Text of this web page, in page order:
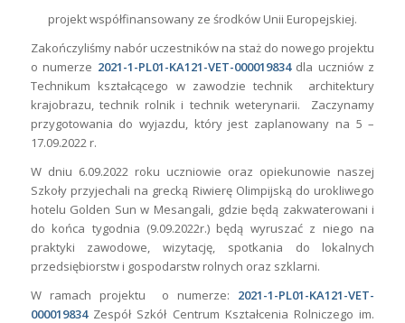
projekt współfinansowany ze środków Unii Europejskiej.
Zakończyliśmy nabór uczestników na staż do nowego projektu
o numerze 2021-1-PL01-KA121-VET-000019834 dla uczniów z
Technikum kształcącego w zawodzie technik architektury
krajobrazu, technik rolnik i technik weterynarii. Zaczynamy
przygotowania do wyjazdu, który jest zaplanowany na 5 –
17.09.2022 r.
W dniu 6.09.2022 roku uczniowie oraz opiekunowie naszej
Szkoły przyjechali na grecką Riwierę Olimpijską do urokliwego
hotelu Golden Sun w Mesangali, gdzie będą zakwaterowani i
do końca tygodnia (9.09.2022r.) będą wyruszać z niego na
praktyki zawodowe, wizytację, spotkania do lokalnych
przedsiębiorstw i gospodarstw rolnych oraz szklarni.
W ramach projektu o numerze: 2021-1-PL01-KA121-VET-
000019834 Zespół Szkół Centrum Kształcenia Rolniczego im.